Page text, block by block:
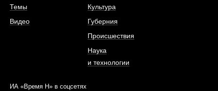
Темы
Видео
Культура
Губерния
Происшествия
Наука
и технологии
ИА «Время Н» в соцсетях